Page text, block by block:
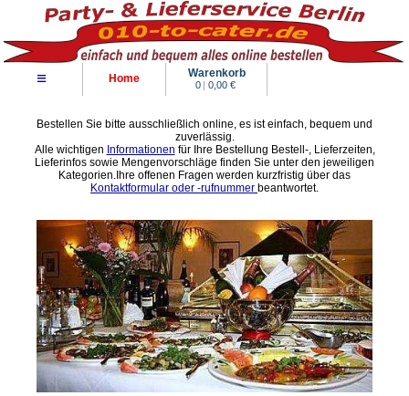
≡ Home Warenkorb
0 | 0,00 €
Bestellen Sie bitte ausschließlich online, es ist einfach, bequem und
zuverlässig.
Alle wichtigen Informationen für Ihre Bestellung Bestell-, Lieferzeiten,
Lieferinfos sowie Mengenvorschläge finden Sie unter den jeweiligen
Kategorien.Ihre offenen Fragen werden kurzfristig über das
Kontaktformular oder -rufnummer beantwortet.